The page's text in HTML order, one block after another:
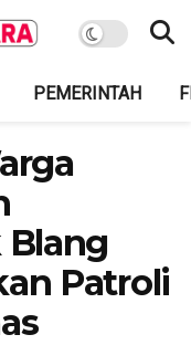
PEMERINTAH
Blang
Patroli